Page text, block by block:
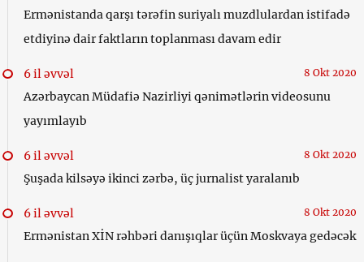
Ermənistanda qarşı tərəfin suriyalı muzdlulardan istifadə
etdiyinə dair faktların toplanması davam edir
6 il əvvəl 8 Okt 2020
Azərbaycan Müdafiə Nazirliyi qənimətlərin videosunu
yayımlayıb
6 il əvvəl 8 Okt 2020
Şuşada kilsəyə ikinci zərbə, üç jurnalist yaralanıb
6 il əvvəl 8 Okt 2020
Ermənistan XİN rəhbəri danışıqlar üçün Moskvaya gedəcək